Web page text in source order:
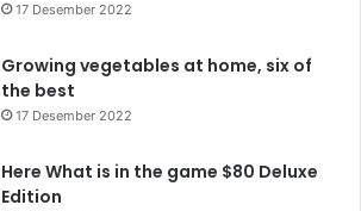
17 Desember 2022
Growing vegetables at home, six of
the best
17 Desember 2022
Here What is in the game $80 Deluxe
Edition